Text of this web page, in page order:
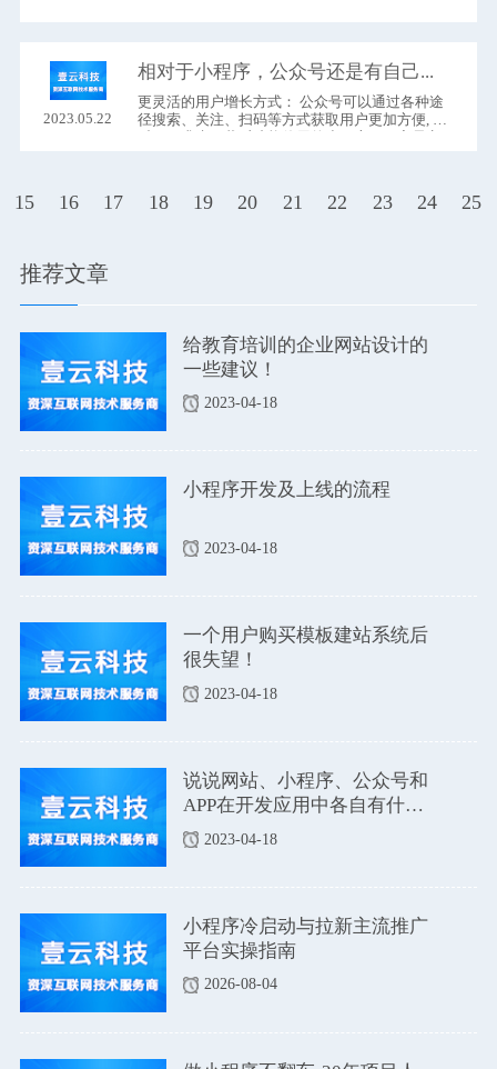
2023.05.22
更灵活的用户增长方式： 公众号可以通过各种途
径搜索、关注、扫码等方式获取用户更加方便, 相
15 16 17 18 19 20 21 22 23 24 25
推荐文章
给教育培训的企业网站设计的
一些建议！
2023-04-18
小程序开发及上线的流程
2023-04-18
一个用户购买模板建站系统后
很失望！
2023-04-18
说说网站、小程序、公众号和
APP在开发应用中各自有什么
优点和缺点吗？
2023-04-18
小程序冷启动与拉新主流推广
平台实操指南
2026-08-04